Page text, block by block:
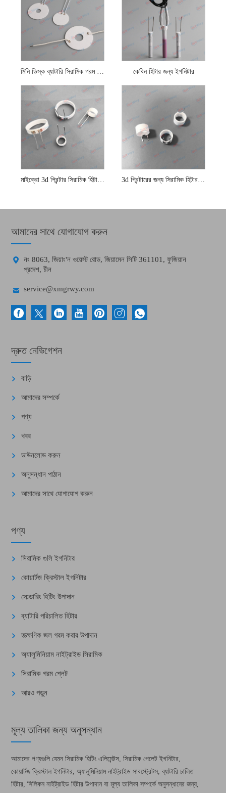
কেবিন হিটার জন্য ইগনিটার
মাইক্রো 3d প্রিন্টার সিরামিক হিটার উপাদান
আমাদের সাথে যোগাযোগ করুন

নং 8063, জিয়াং'ন ওয়েস্ট রোড, জিয়ামেন সিটি 361101, ফুজিয়ান
প্রদেশ, চীন
 service@xmgrwy.com
দ্রুত নেভিগেশন
বাড়ি
আমাদের সম্পর্কে
পণ্য
খবর
ডাউনলোড করুন
অনুসন্ধান পাঠান
আমাদের সাথে যোগাযোগ করুন
পণ্য
সিরামিক গুলি ইগনিটার
কোয়ার্টজ ক্রিস্টাল ইগনিটার
সোল্ডারিং হিটিং উপাদান
ব্যাটারি পরিচালিত হিটার
তাত্ক্ষণিক জল গরম করার উপাদান
অ্যালুমিনিয়াম নাইট্রাইড সিরামিক
সিরামিক গরম প্লেট
আরও পড়ুন
মূল্য তালিকা জন্য অনুসন্ধান
আমাদের পণ্যগুলি যেমন সিরামিক হিটিং এলিমেন্টস, সিরামিক পেলেট ইগনিটার,
কোয়ার্টজ ক্রিস্টাল ইগনিটার, অ্যালুমিনিয়াম নাইট্রাইড সাবস্ট্রেটস, ব্যাটারি চালিত
হিটার, সিলিকন নাইট্রাইড হিটার উপাদান বা মূল্য তালিকা সম্পর্কে অনুসন্ধানের জন্য,